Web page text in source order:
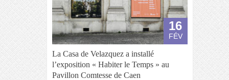
16
FÉV
La Casa de Velazquez a installé
l’exposition « Habiter le Temps » au
Pavillon Comtesse de Caen